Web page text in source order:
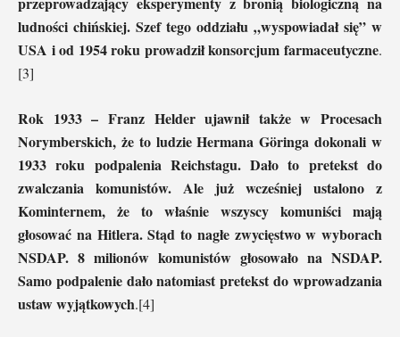
ludności chińskiej. Szef tego oddziału „wyspowiadał się” w
USA i od 1954 roku prowadził konsorcjum farmaceutyczne.
[3]
Rok 1933 – Franz Helder ujawnił także w Procesach
Norymberskich, że to ludzie Hermana Göringa dokonali w
1933 roku podpalenia Reichstagu. Dało to pretekst do
zwalczania komunistów. Ale już wcześniej ustalono z
Kominternem, że to właśnie wszyscy komuniści mają
głosować na Hitlera. Stąd to nagłe zwycięstwo w wyborach
NSDAP. 8 milionów komunistów głosowało na NSDAP.
Samo podpalenie dało natomiast pretekst do wprowadzania
ustaw wyjątkowych.[4]